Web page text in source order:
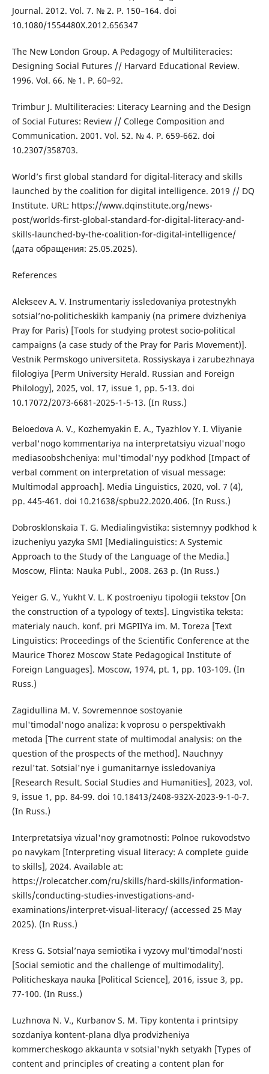
Journal. 2012. Vol. 7. № 2. P. 150–164. doi
10.1080/1554480X.2012.656347
The New London Group. A Pedagogy of Multiliteracies:
Designing Social Futures // Harvard Educational Review.
1996. Vol. 66. № 1. P. 60–92.
Trimbur J. Multiliteracies: Literacy Learning and the Design
of Social Futures: Review // College Composition and
Communication. 2001. Vol. 52. № 4. Р. 659-662. doi
10.2307/358703.
World’s first global standard for digital-literacy and skills
launched by the coalition for digital intelligence. 2019 // DQ
Institute. URL: https://www.dqinstitute.org/news-
post/worlds-first-global-standard-for-digital-literacy-and-
skills-launched-by-the-coalition-for-digital-intelligence/
(дата обращения: 25.05.2025).
References
Alekseev A. V. Instrumentariy issledovaniya protestnykh
sotsial’no-politicheskikh kampaniy (na primere dvizheniya
Pray for Paris) [Tools for studying protest socio-political
campaigns (a case study of the Pray for Paris Movement)].
Vestnik Permskogo universiteta. Rossiyskaya i zarubezhnaya
filologiya [Perm University Herald. Russian and Foreign
Philology], 2025, vol. 17, issue 1, pp. 5-13. doi
10.17072/2073-6681-2025-1-5-13. (In Russ.)
Beloedova A. V., Kozhemyakin E. A., Tyazhlov Y. I. Vliyanie
verbal'nogo kommentariya na interpretatsiyu vizual'nogo
mediasoobshcheniya: mul'timodal'nyy podkhod [Impact of
verbal comment on interpretation of visual message:
Multimodal approach]. Media Linguistics, 2020, vol. 7 (4),
рр. 445-461. doi 10.21638/spbu22.2020.406. (In Russ.)
Dobrosklonskaia T. G. Medialingvistika: sistemnyy podkhod k
izucheniyu yazyka SMI [Medialinguistics: A Systemic
Approach to the Study of the Language of the Media.]
Moscow, Flinta: Nauka Publ., 2008. 263 p. (In Russ.)
Yeiger G. V., Yukht V. L. K postroeniyu tipologii tekstov [On
the construction of a typology of texts]. Lingvistika teksta:
materialy nauch. konf. pri MGPIIYa im. M. Toreza [Text
Linguistics: Proceedings of the Scientific Conference at the
Maurice Thorez Moscow State Pedagogical Institute of
Foreign Languages]. Moscow, 1974, pt. 1, рp. 103-109. (In
Russ.)
Zagidullina M. V. Sovremennoe sostoyanie
mul'timodal'nogo analiza: k voprosu o perspektivakh
metoda [The current state of multimodal analysis: on the
question of the prospects of the method]. Nauchnyy
rezul'tat. Sotsial'nye i gumanitarnye issledovaniya
[Research Result. Social Studies and Humanities], 2023, vol.
9, issue 1, рр. 84-99. doi 10.18413/2408-932X-2023-9-1-0-7.
(In Russ.)
Interpretatsiya vizual'noy gramotnosti: Polnoe rukovodstvo
po navykam [Interpreting visual literacy: A complete guide
to skills], 2024. Available at:
https://rolecatcher.com/ru/skills/hard-skills/information-
skills/conducting-studies-investigations-and-
examinations/interpret-visual-literacy/ (accessed 25 May
2025). (In Russ.)
Kress G. Sotsial’naya semiotika i vyzovy mul’timodal’nosti
[Social semiotic and the challenge of multimodality].
Politicheskaya nauka [Political Science], 2016, issue 3, pp.
77-100. (In Russ.)
Luzhnova N. V., Kurbanov S. M. Tipy kontenta i printsipy
sozdaniya kontent-plana dlya prodvizheniya
kommercheskogo akkaunta v sotsial'nykh setyakh [Types of
content and principles of creating a content plan for